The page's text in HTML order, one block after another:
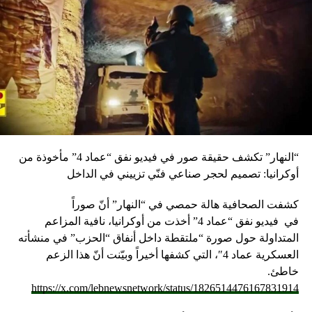
بشارة مساء امس، عندما أثار بشارة عرض شركة «سيمنز»
الألمانية لإنتاج الكهرباء في لبنان وتجاهل وزارة الطاقة للعرض،
فرد ابي خليل الذي كان وزيرا للطاقة يومذاك قائلا: لقد جاء ممثل
الشركة وقال علنا انه لم يقدم اي عرض «بل جئت لمناقشة
أفكار». ورد بشارة: الرجل اكد على العرض في تغريدة لاحقة،
فأجابه ابي خليل: هذا المستوى من النقاش مرفوض. وارتفعت
وتيرة الكلمات النابية بين الرجلين الى درجة اضطر معها مُعد
البرنامج جورج صليبي الى قطع الجدال والتحول الى «بريك»
إعلاني، تجنبا لوصول النقاش بين الوزير السابق للطاقة
والإعلامي بشارة الى ما هو أسوأ. النائب السابق فارس سعيد غرد
صباح امس على «تويتر» موجها تحياته للإعلامي اسعد بشارة
وطالب اهل الصحافة بالتضامن معه «كي تبقى الحرية خارج
مرمى القمع في لبنان». وأضاف سعيد: الوزير ابي خليل شاب،
وعليه الأيام طويلة يا صاحب المعالي، احتفظ بأفضل العلاقات مع
الناس، لأن الدنيا يوم لك ويوم عليك، واسأل مجرب ولا تسأل
حكيم. الى ذلك، شارك وزير المال علي حسن خليل بافتتاح
الحاجة الى موازنة جدية، مؤكدا أن لبنان ليس في حالة انهيار ولا
“النهار” تكشف حقيقة صور في فيديو نفق “عماد 4” مأخوذة من
أوكرانيا: تصميم لحجر صناعي فنّي تزييني في الداخل
كشفت الصحافية هالة حمصي في “النهار” أنّ صوراً
في فيديو
نفق “عماد 4” أخذت من أوكرانيا، نافية المزاعم
المتداولة حول صورة “ملتقطة داخل أنفاق “الحزب” في منشأته
العسكرية عماد 4″، التي كشفها أخيراً وبيّنت أنّ هذا الزعم
خاطئ.
https://x.com/lebnewsnetwork/status/1826514476167831914